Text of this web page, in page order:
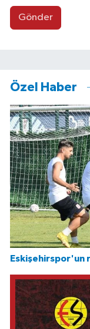
Gönder
Özel Haber
Eskişehirspor'un